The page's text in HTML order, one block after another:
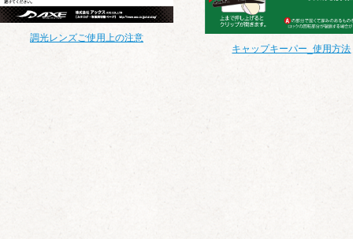
調光レンズご使用上の注意
キャップキーパー_使用方法